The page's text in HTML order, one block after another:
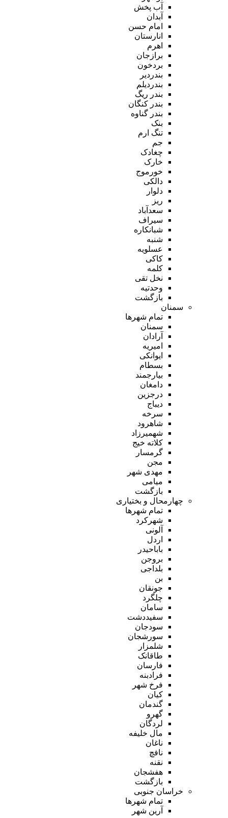
آب پخش
آبدان
امام حسن
انارستان
اهرم
برازجان
بردخون
بندردیر
بندردیلم
بندر ریگ
بندر کنگان
بندر گناوه
بنک
تنگ ارم
جم
چغادک
خارک
خورموج
دالکی
دلوار
ریز
سعدآباد
سیراف
شبانکاره
شنبه
عسلویه
کاکی
کلمه
نخل تقی
وحدتیه
بازگشت
سمنان
تمام شهر‌ها
سمنان
آرادان
امیریه
ایوانکی
بسطام
بیارجمند
دامغان
درجزین
دیباج
سرخه
شاهرود
شهمیرزاد
کلاته خیج
گرمسار
مجن
مهدی شهر
میامی
بازگشت
چهارمحال و بختیاری
تمام شهر‌ها
شهرکرد
آلونی
اردل
باباحیدر
بروجن
بلداجی
بن
جونقان
چلگرد
سامان
سفیددشت
سودجان
سورشجان
شلمزار
طاقانک
فارسان
فرادبنه
فرخ شهر
کیان
گندمان
گهرو
لردگان
مال خلیفه
ناغان
نافچ
نقنه
هفشجان
بازگشت
خراسان جنوبی
تمام شهر‌ها
آرین شهر